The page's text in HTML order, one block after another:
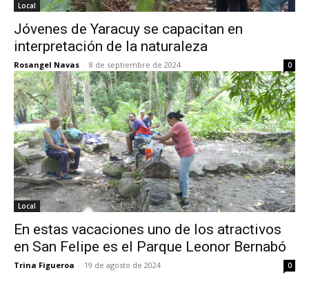
Local
Jóvenes de Yaracuy se capacitan en
interpretación de la naturaleza
Rosangel Navas - 8 de septiembre de 2024 0
Local
En estas vacaciones uno de los atractivos
en San Felipe es el Parque Leonor Bernabó
Trina Figueroa - 19 de agosto de 2024 0